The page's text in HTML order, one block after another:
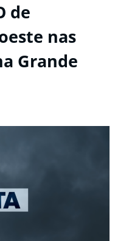
de
nas
Grande